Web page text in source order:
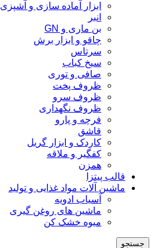
ابزار آماده سازی و آشپزی
انبر
بن ماری و GN
چاقو و ابزار برش
سرتاس
سیخ کباب
صافی و توری
ظروف پخت
ظروف سرو
ظروف نگهداری
فرچه و پارو
قاشق
کاردک و ابزار گریل
کفگیر و ملاقه
همزن
قالب پیتزا
ماشین آلات مواد غذایی و تولید
آسیاب ادویه
ماشین های روغن گیری
میوه خشک کن
جستجو